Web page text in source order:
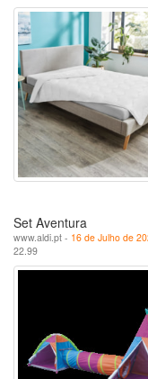
Set Aventura
www.aldi.pt - 16 de Julho de
22.99